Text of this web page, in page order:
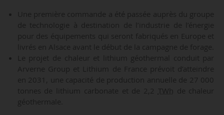
Une première commande a été passée auprès du groupe
de technologie à destination de l’industrie de l’énergie
pour des équipements qui seront fabriqués en Europe et
livrés en Alsace avant le début de la campagne de forage.
Le projet de chaleur et lithium géothermal conduit par
Arverne Group et Lithium de France prévoit d’atteindre
en 2031, une capacité de production annuelle de 27 000
tonnes de lithium carbonate et de 2,2 TWh de chaleur
géothermale.